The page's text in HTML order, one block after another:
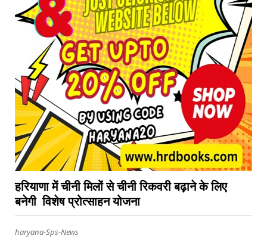
हरियाणा में चीनी मिलों से चीनी रिकवरी बढ़ाने के लिए
बनेगी विशेष प्रोत्साहन योजना
haryana-Sps-News